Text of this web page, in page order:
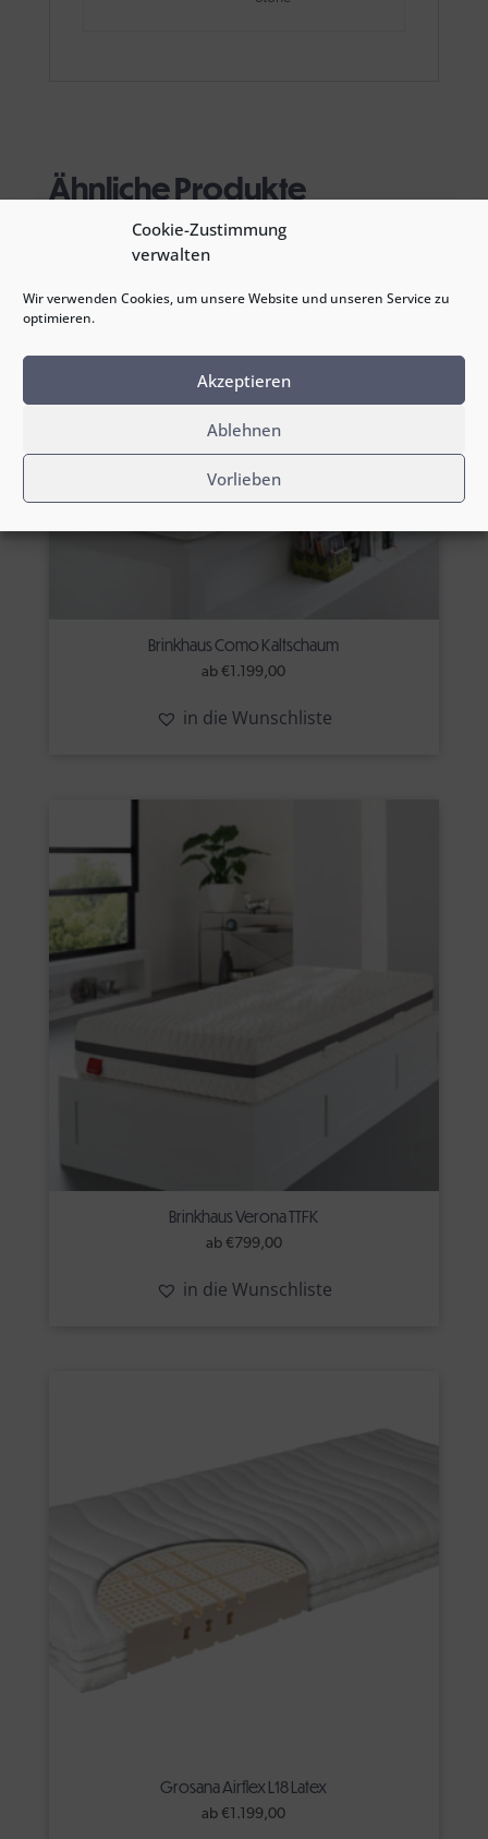
Cookie-Zustimmung
verwalten
Wir verwenden Cookies, um unsere Website und unseren Service zu
optimieren.
Akzeptieren
Ablehnen
Vorlieben
Ähnliche Produkte
Brinkhaus Como Kaltschaum
ab€ 1.199,00
in die Wunschliste
Brinkhaus Verona TTFK
ab €799,00
in die Wunschliste
Grosana Airflex L18 Latex
ab€ 1.199,00